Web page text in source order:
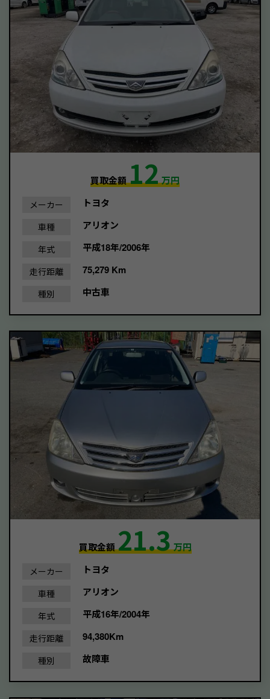
買取金額12万円
メーカー トヨタ
車種 アリオン
年式 平成18年/2006年
走行距離 75,279 Km
種別 中古車
買取金額21.3万円
メーカー トヨタ
車種 アリオン
年式 平成16年/2004年
走行距離 94,380Km
種別 故障車